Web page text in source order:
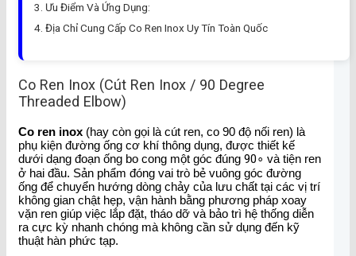
Ưu Điểm Và Ứng Dụng:
Địa Chỉ Cung Cấp Co Ren Inox Uy Tín Toàn Quốc
Co Ren Inox (Cút Ren Inox / 90 Degree
Threaded Elbow)
Co ren inox (hay còn gọi là cút ren, co 90 độ nối ren) là
phụ kiện đường ống cơ khí thông dụng, được thiết kế
dưới dạng đoạn ống bo cong một góc đúng 90∘ và tiện ren
ở hai đầu. Sản phẩm đóng vai trò bẻ vuông góc đường
ống để chuyển hướng dòng chảy của lưu chất tại các vị trí
không gian chật hẹp, vận hành bằng phương pháp xoay
vặn ren giúp việc lắp đặt, tháo dỡ và bảo trì hệ thống diễn
ra cực kỳ nhanh chóng mà không cần sử dụng đến kỹ
thuật hàn phức tạp.